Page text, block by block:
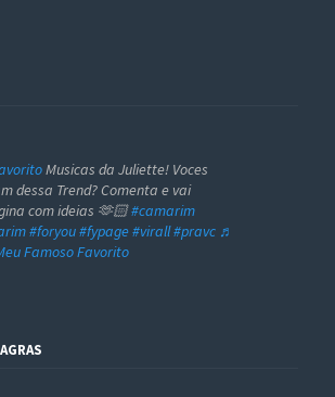
Musicas da Juliette! Voces
dessa Trend? Comenta e vai
com ideias 🫶🏻#camarim
#foryou#fypage#virall#pravc ♬
Famoso Favorito